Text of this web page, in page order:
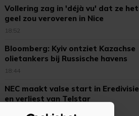
Vollering zag in 'déjà vu' dat ze het
geel zou veroveren in Nice
18:52
Bloomberg: Kyiv ontziet Kazachse
olietankers bij Russische havens
18:44
NEC maakt valse start in Eredivisie
en verliest van Telstar